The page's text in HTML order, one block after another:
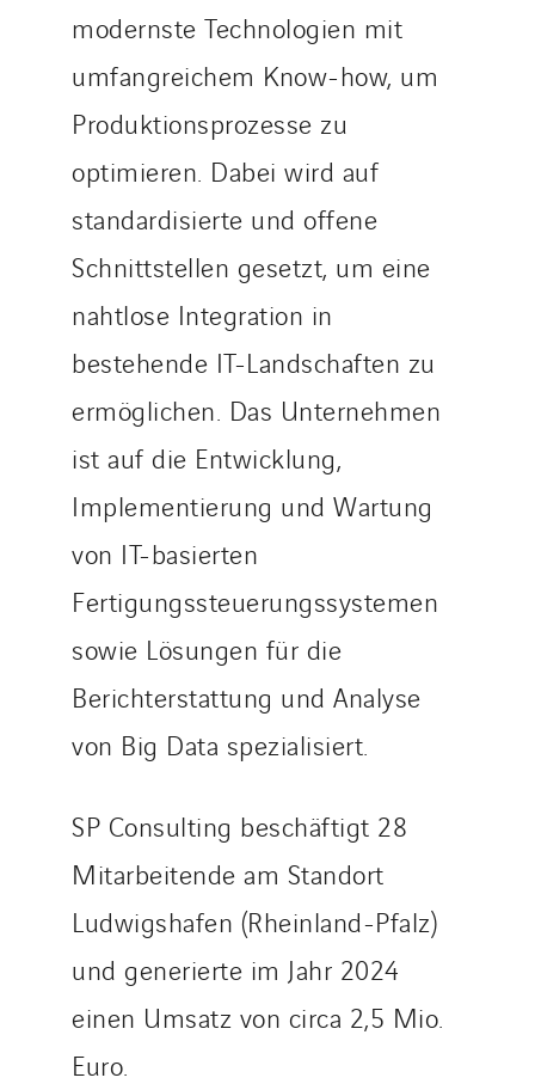
modernste Technologien mit
umfangreichem Know-how, um
Produktionsprozesse zu
optimieren. Dabei wird auf
standardisierte und offene
Schnittstellen gesetzt, um eine
nahtlose Integration in
bestehende IT-Landschaften zu
ermöglichen. Das Unternehmen
ist auf die Entwicklung,
Implementierung und Wartung
von IT-basierten
Fertigungssteuerungssystemen
sowie Lösungen für die
Berichterstattung und Analyse
von Big Data spezialisiert.
SP Consulting beschäftigt 28
Mitarbeitende am Standort
Ludwigshafen (Rheinland-Pfalz)
und generierte im Jahr 2024
einen Umsatz von circa 2,5 Mio.
Euro.
Tunzini Maintenance Nucléaire
Tunzini Paris
Tunzini Toulouse
Tunzini Troyes
Uxello
Valentin
Valette
VINCI Stiftung
Belgium
Brasil
Czech Republic
Danemark
Germany
Indonesia
Italy
Netherlands
Norway
Poland
Portugal
Romania
Spain